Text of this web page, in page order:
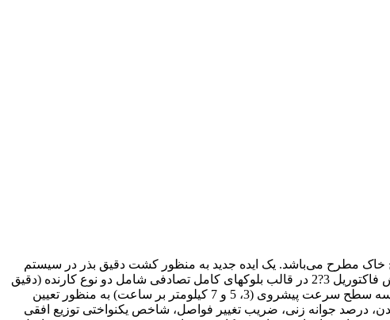
مطرح می‌باشد. یک ایده جدید به منظور کشت دقیق بذر در سیستم
خاک‌ورزی حفاظتی استفاده از کارنده‌های سمبه‌ای است که به راحتی در زمین‌های با بقایای انبوه کار می‌کنند. در این تحقیق از آزمایش فاکتوریل 3?2 در قالب بلوکهای کامل تصادفی شامل دو نوع کارنده (دقیق
کار مرسوم با موزع صفحه‌ای و دقیق کار سمبه‌ای مجهز به واحد کودکار جهت کاشت همزمان کود و بذر در سیستم بی‌خاک‌ورزی) و سه سطح سرعت پیشروی (3، 5 و 7 کیلومتر بر ساعت) به منظور تعیین
جوانه زنی، ضریب تغییر فواصل، شاخص یکنواختی توزیع افقی